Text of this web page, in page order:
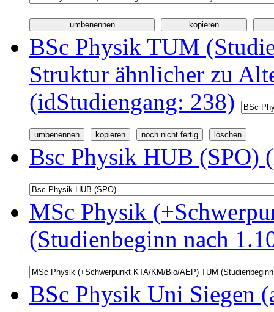
BSc Physik TUM
Struktur ähnlicher zu
(idStudiengang: 238)
Bsc Physik HUB (SPO)
MSc Physik
(Studienbeginn nach
BSc Physik Uni Siegen